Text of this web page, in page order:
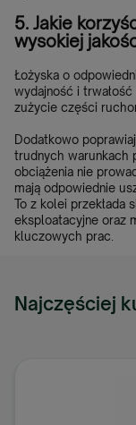
5. Jakie
wysokiej
Łożyska o
wydajność i
zużycie części
Dodatkowo
trudnych
obciążenia nie
mają odpowiednie
To z kolei przekłada
eksploatacyjne oraz
kluczowych prac.
Najczęściej